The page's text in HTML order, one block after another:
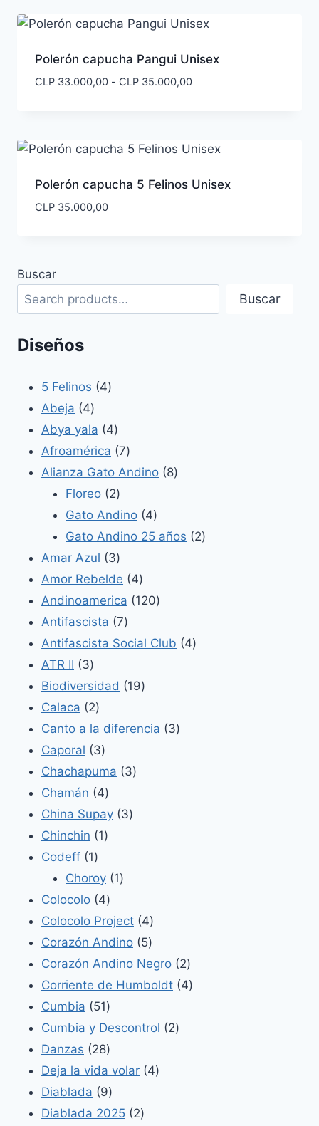
CLP 17.000,00
CLP 20.000,00
Polerón capucha Pangui Unisex
CLP33.000,00 - CLP35.000,00Rango
CLP 33.000,00
CLP 35.000,00
Polerón capucha 5 Felinos Unisex
CLP35.000,00
Buscar
Buscar
Diseños
5 Felinos 44
Abeja 44
productos
Abya yala 44
productos
Afroamérica 77
productos
Alianza Gato Andino 88
Floreo 22
productos
Gato Andino 44
productos
Gato Andino 25 años 22
Amar Azul 33
productos
Amor Rebelde 44
productos
Andinoamerica 120120
Antifascista 77
productos
Antifascista Social Club 44
ATR II 33
productos
Biodiversidad 1919
Calaca 22
productos
Canto a la diferencia 33
Caporal 33
productos
Chachapuma 33
Chamán 44
productos
China Supay 33
Chinchin 11
Codeff 11
producto
Choroy 11
Colocolo 44
productos
Colocolo Project 44
productos
Corazón Andino 55
productos
Corazón Andino Negro 22
productos
Corriente de Humboldt 44
Cumbia 5151
productos
Cumbia y Descontrol 22
Danzas 2828
productos
Deja la vida volar 44
Diablada 99
productos
Diablada 2025 22